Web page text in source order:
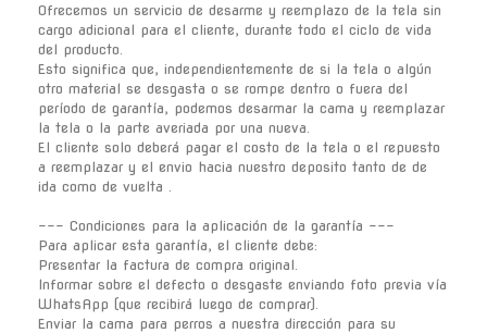
Ofrecemos un servicio de desarme y reemplazo de la tela sin
cargo adicional para el cliente, durante todo el ciclo de vida
del producto.
Esto significa que, independientemente de si la tela o algún
otro material se desgasta o se rompe dentro o fuera del
período de garantía, podemos desarmar la cama y reemplazar
la tela o la parte averiada por una nueva.
El cliente solo deberá pagar el costo de la tela o el repuesto
a reemplazar y el envio hacia nuestro deposito tanto de de
ida como de vuelta .
--- Condiciones para la aplicación de la garantía ---
Para aplicar esta garantía, el cliente debe:
Presentar la factura de compra original.
Informar sobre el defecto o desgaste enviando foto previa vía
WhatsApp (que recibirá luego de comprar).
Enviar la cama para perros a nuestra dirección para su